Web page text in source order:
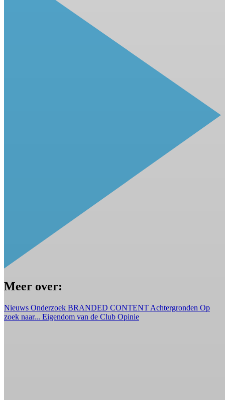
Meer over:
Nieuws Onderzoek BRANDED CONTENT Achtergronden Op
zoek naar... Eigendom van de Club Opinie